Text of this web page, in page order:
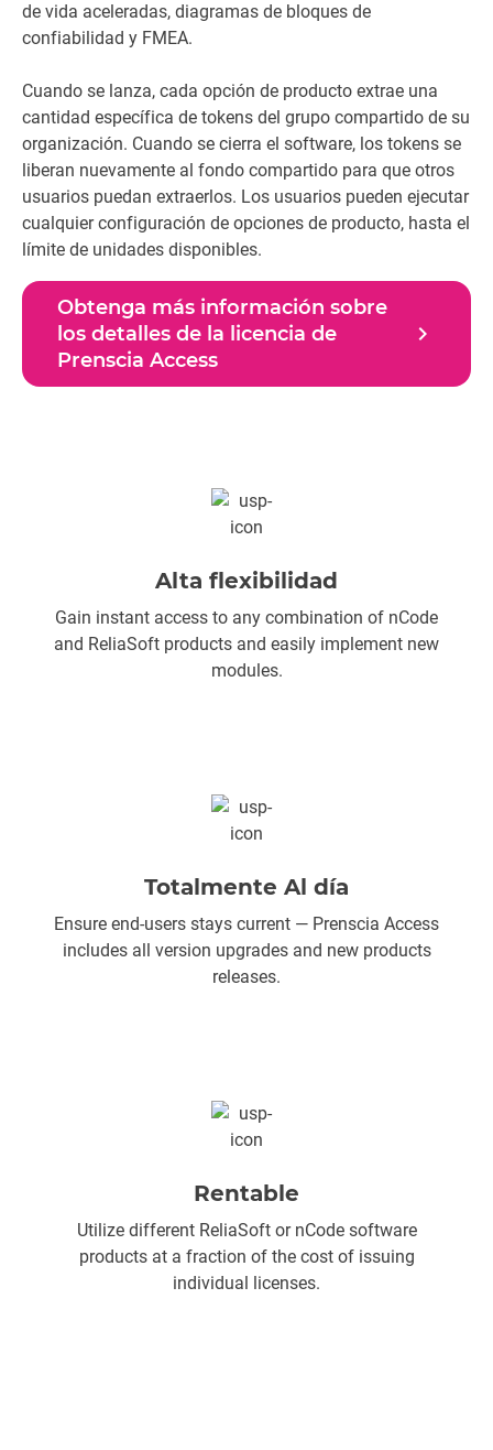
de vida aceleradas, diagramas de bloques de
confiabilidad y FMEA.
Cuando se lanza, cada opción de producto extrae una
cantidad específica de tokens del grupo compartido de su
organización. Cuando se cierra el software, los tokens se
liberan nuevamente al fondo compartido para que otros
usuarios puedan extraerlos. Los usuarios pueden ejecutar
cualquier configuración de opciones de producto, hasta el
límite de unidades disponibles.
Obtenga más información sobre
los detalles de la licencia de
Prenscia Access
navigate_next
Alta flexibilidad
Gain instant access to any combination of nCode
and ReliaSoft products and easily implement new
modules.
Totalmente Al día
Ensure end-users stays current — Prenscia Access
includes all version upgrades and new products
releases.
Rentable
Utilize different ReliaSoft or nCode software
products at a fraction of the cost of issuing
individual licenses.